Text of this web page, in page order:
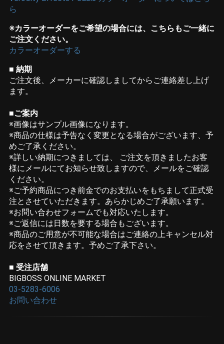
ら
※カラーオーダーをご希望の場合には、こちらもご一緒に
ご注文ください。
カラーオーダーする
■ 納期
ご注文後、メーカーに確認しましてからご連絡差し上げ
ます。
■ご案内
※画像はサンプル画像になります。
※商品の仕様は予告なく変更となる場合がございます、予
めご了承ください。
※詳しい納期につきましては、 ご注文を頂きましたお客
様にメールにてお知らせ致しますので、メールをご確認
ください。
※ご予約商品につき前金でのお支払いをもちまして正式受
注とさせていただきます。あらかじめご了承願います。
※お問い合わせフォームでも対応いたします。
※ご返信には日数を要する場合もございます。
※商品のご用意が不可能な場合はご連絡の上キャンセル対
応をさせて頂きます。予めご了承下さい。
■ 受注店舗
BIGBOSS ONLINE MARKET
03-5283-6006
お問い合わせ